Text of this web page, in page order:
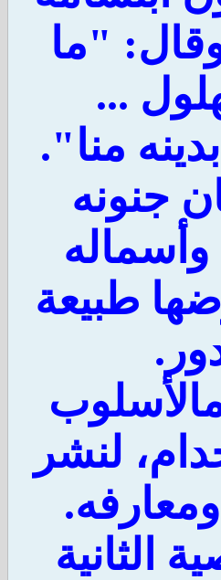
"ما
...
منا".
طبيعة
لنشر